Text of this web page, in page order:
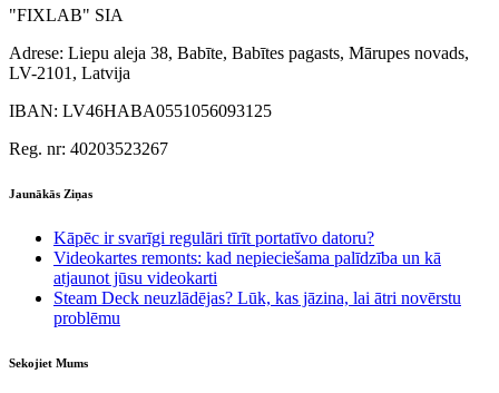
"FIXLAB" SIA
Adrese: Liepu aleja 38, Babīte, Babītes pagasts, Mārupes novads,
LV-2101, Latvija
IBAN: LV46HABA0551056093125
Reg. nr: 40203523267
Jaunākās Ziņas
Kāpēc ir svarīgi regulāri tīrīt portatīvo datoru?
Videokartes remonts: kad nepieciešama palīdzība un kā
atjaunot jūsu videokarti
Steam Deck neuzlādējas? Lūk, kas jāzina, lai ātri novērstu
problēmu
Sekojiet Mums